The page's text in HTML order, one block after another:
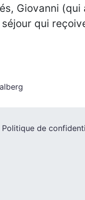
Giovanni (qui
qui
Politique de